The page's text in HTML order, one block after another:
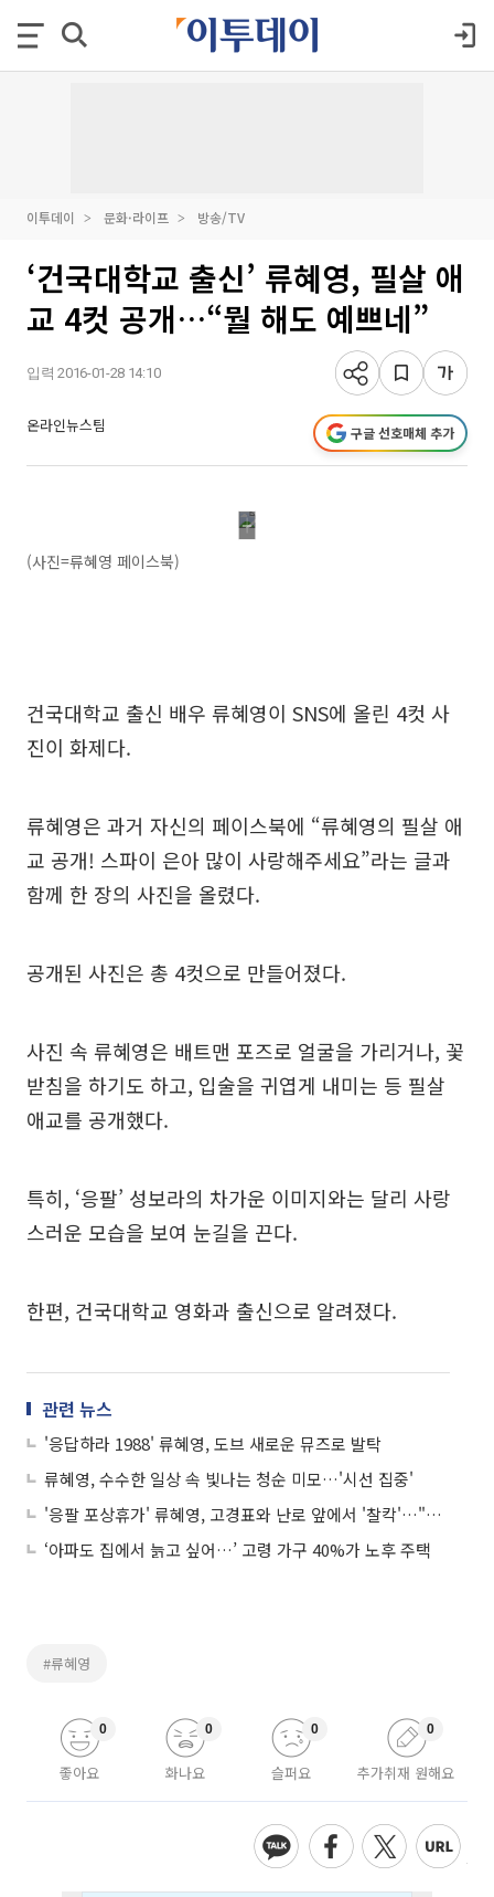
이투데이 문화·라이프 방송/TV
‘건국대학교 출신’ 류혜영, 필살 애
교 4컷 공개…“뭘 해도 예쁘네”
입력 2016-01-28 14:10
온라인뉴스팀 구글 선호매체 추가
(사진=류혜영 페이스북)
건국대학교 출신 배우 류혜영이 SNS에 올린 4컷 사
진이 화제다.
류혜영은 과거 자신의 페이스북에 “류혜영의 필살 애
교 공개! 스파이 은아 많이 사랑해주세요”라는 글과
함께 한 장의 사진을 올렸다.
공개된 사진은 총 4컷으로 만들어졌다.
사진 속 류혜영은 배트맨 포즈로 얼굴을 가리거나, 꽃
받침을 하기도 하고, 입술을 귀엽게 내미는 등 필살
애교를 공개했다.
특히, ‘응팔’ 성보라의 차가운 이미지와는 달리 사랑
스러운 모습을 보여 눈길을 끈다.
한편, 건국대학교 영화과 출신으로 알려졌다.
관련 뉴스
'응답하라 1988' 류혜영, 도브 새로운 뮤즈로 발탁
류혜영, 수수한 일상 속 빛나는 청순 미모…'시선 집중'
'응팔 포상휴가' 류혜영, 고경표와 난로 앞에서 '찰칵'…"추워도 훈훈하네~"
‘아파도 집에서 늙고 싶어…’ 고령 가구 40%가 노후 주택
#류혜영
좋아요
0
화나요
0
슬퍼요
0
추가취재 원해요
0